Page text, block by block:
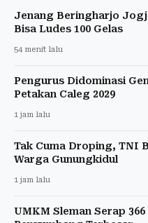
Jenang Beringharjo
Bisa Ludes 100 Gelas
54 menit lalu
Pengurus Didominasi
Petakan Caleg 2029
1 jam lalu
Tak Cuma Droping, TNI
Warga Gunungkidul
1 jam lalu
UMKM Sleman Serap